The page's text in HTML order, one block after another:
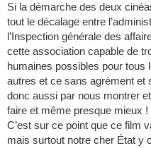
Si la démarche des deux
tout le décalage entre
l’Inspection générale des
cette association capable de
humaines possibles pour tous
autres et ce sans agrément et
donc aussi par nous montrer
faire et même presque mieux !
C’est sur ce point que ce film
mais surtout notre cher État y